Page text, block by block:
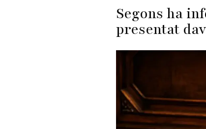
Segons ha
presentat